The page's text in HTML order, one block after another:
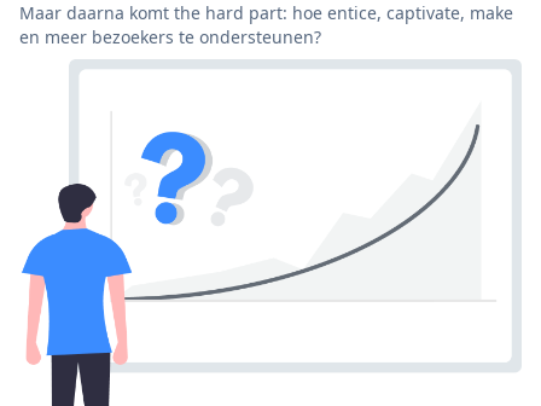
Maar daarna komt the hard part: hoe entice, captivate, make
en meer bezoekers te ondersteunen?